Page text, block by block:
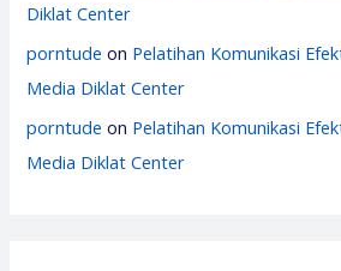
Diklat Center
porntude on Pelatihan Komunikasi
Media Diklat Center
porntude on Pelatihan Komunikasi
Media Diklat Center